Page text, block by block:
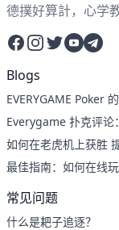
德撲好算計，心学
Facebook
Instagram
Twitter
YouTube
Blogs
EVERYGAME Poker
Everygame 扑克评论
如何在老虎机上获胜
最佳指南：如何在线
常见问题
什么是耙子追逐？